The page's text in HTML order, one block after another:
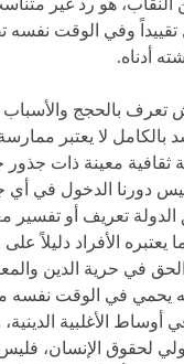
النقاب، هو رد غير
وفي الوقت نفسه
أدناه.
بالحجج والأسباب
بالكامل لا يعتبر
ثقافية معينة ذات
دورنا الدخول في أي
تعريف أو تفسير
يعتبره الأفراد دليلاً
الحق في حرية الدين
يحمي في الوقت
أوساط الأغلبية
لحقوق الإنسان،